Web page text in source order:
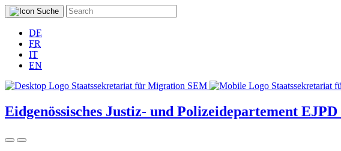
DE
FR
IT
EN
Eidgenössisches Justiz- und Polizeidepartement EJPD